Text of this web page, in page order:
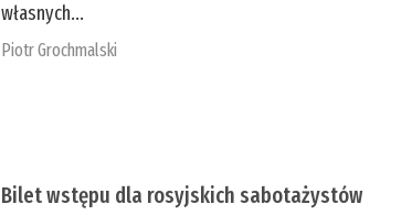
własnych...
Piotr Grochmalski
Bilet wstępu dla rosyjskich sabotażystów